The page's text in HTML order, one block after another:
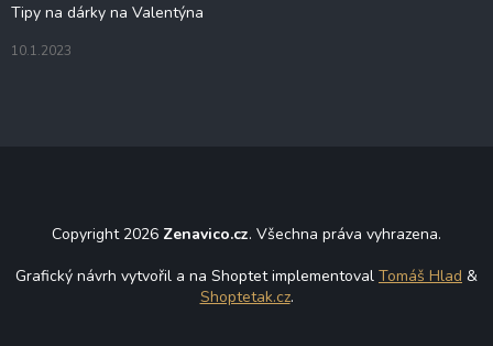
Tipy na dárky na Valentýna
10.1.2023
Copyright 2026 Zenavico.cz. Všechna práva vyhrazena.
Grafický návrh vytvořil a na Shoptet implementoval Tomáš Hlad &
Shoptetak.cz.